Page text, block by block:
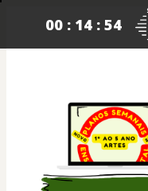
00 : 14 : 54